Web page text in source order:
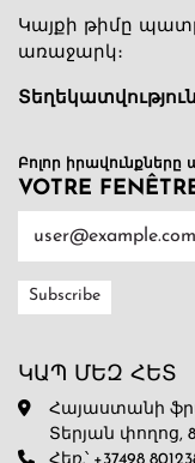
Կայքի թիմը
առաջարկ։
Բոլոր իրավունքները
VOTRE
ԿԱՊ ՄԵԶ ՀԵՏ
Հայաստանի
Տերյան փողոց,